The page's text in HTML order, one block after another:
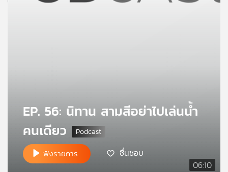
บทความ
06:10
EP. 56: นิทาน สามสีอย่าไปเล่นน้ำ
คนเดียว
ฟังรายการ ชื่นชอบ